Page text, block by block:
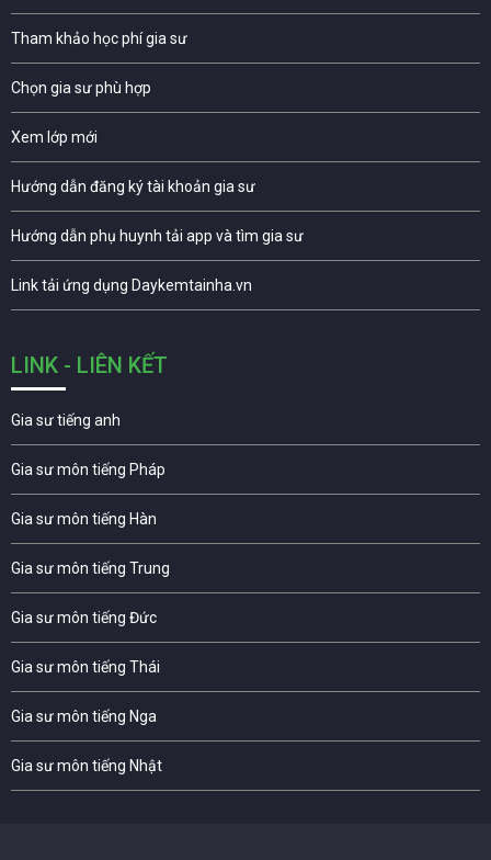
Tham khảo học phí gia sư
Chọn gia sư phù hợp
Xem lớp mới
Hướng dẫn đăng ký tài khoản gia sư
Hướng dẫn phụ huynh tải app và tìm gia sư
Link tải ứng dụng Daykemtainha.vn
LINK - LIÊN KẾT
Gia sư tiếng anh
Gia sư môn tiếng Pháp
Gia sư môn tiếng Hàn
Gia sư môn tiếng Trung
Gia sư môn tiếng Đức
Gia sư môn tiếng Thái
Gia sư môn tiếng Nga
Gia sư môn tiếng Nhật